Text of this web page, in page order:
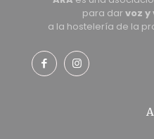
para dar voz
a la hostelería de la